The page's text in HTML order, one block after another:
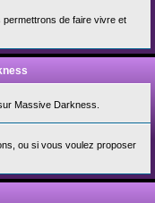
de faire vivre et
Massive Darkness.
ou si vous voulez proposer